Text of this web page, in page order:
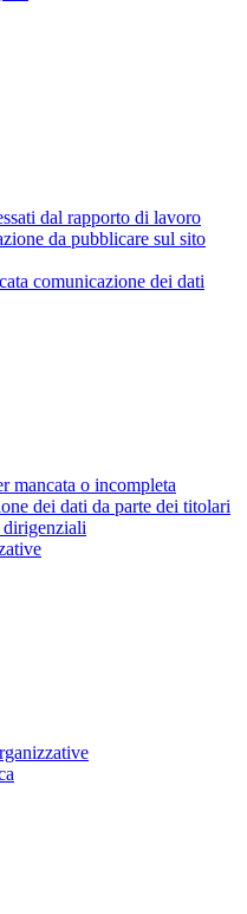
dal rapporto di lavoro
da pubblicare sul sito
comunicazione dei dati
mancata o incompleta
dei dati da parte dei titolari